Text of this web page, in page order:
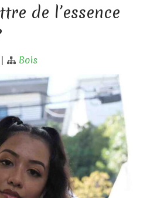
de l’essence
| Bois